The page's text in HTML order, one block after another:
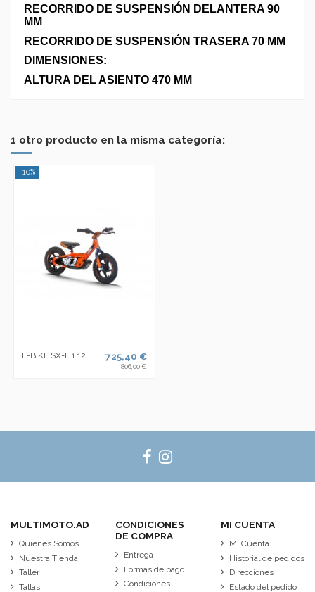
RECORRIDO DE SUSPENSIÓN DELANTERA 90
MM
RECORRIDO DE SUSPENSIÓN TRASERA 70 MM
DIMENSIONES:
ALTURA DEL ASIENTO 470 MM
1 otro producto en la misma categoría:
-10%
E-BIKE SX-E 1.12 725,40 €
806,00 €
MULTIMOTO.AD
Quienes Somos
Nuestra Tienda
Taller
Tallas
CONDICIONES
DE COMPRA
Entrega
Formas de pago
Condiciones
MI CUENTA
Mi Cuenta
Historial de pedidos
Direcciones
Estado del pedido